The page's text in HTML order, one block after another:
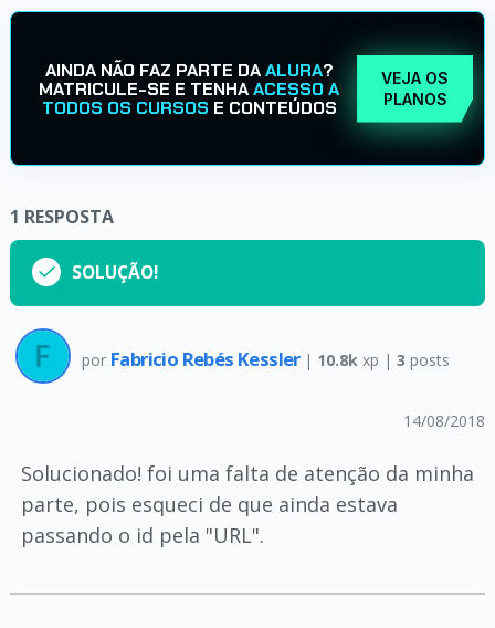
AINDA NÃO FAZ PARTE DAALURA?
MATRICULE-SE E TENHAACESSO A
TODOS OS CURSOS E CONTEÚDOS
VEJA OS
PLANOS
1 RESPOSTA
SOLUÇÃO!
por Fabricio Rebés Kessler | 10.8k xp |3 posts
14/08/2018
Solucionado! foi uma falta de atenção da minha
parte, pois esqueci de que ainda estava
passando o id pela "URL".